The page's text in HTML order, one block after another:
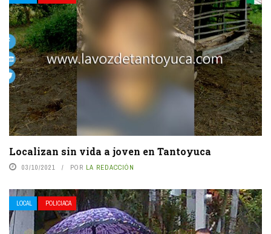
Localizan sin vida a joven en Tantoyuca
03/10/2021 POR LA REDACCIÓN
LOCAL POLICIACA